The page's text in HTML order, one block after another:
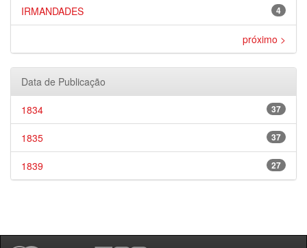
4
IRMANDADES
próximo >
Data de Publicação
37
1834
37
1835
27
1839